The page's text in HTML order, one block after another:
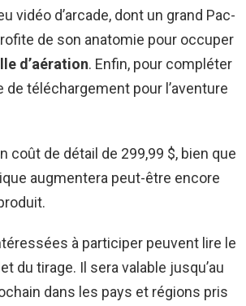
vidéo d’arcade, dont un grand Pac-
de son anatomie pour occuper
d’aération. Enfin, pour compléter
de téléchargement pour l’aventure
coût de détail de 299,99 $, bien que
augmentera peut-être encore
à participer peuvent lire le
du tirage. Il sera valable jusqu’au
dans les pays et régions pris